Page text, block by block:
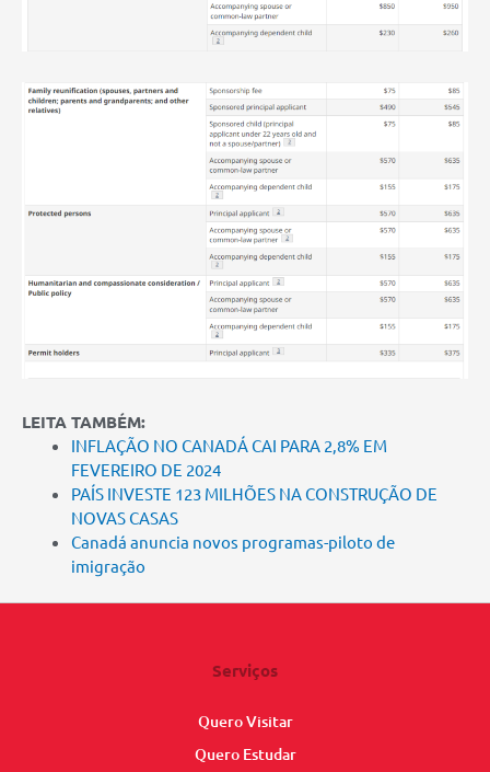
LEITA TAMBÉM:
INFLAÇÃO NO CANADÁ CAI PARA 2,8% EM
FEVEREIRO DE 2024
PAÍS INVESTE 123 MILHÕES NA CONSTRUÇÃO DE
NOVAS CASAS
Canadá anuncia novos programas-piloto de
imigração
Serviços
Quero Visitar
Quero Estudar